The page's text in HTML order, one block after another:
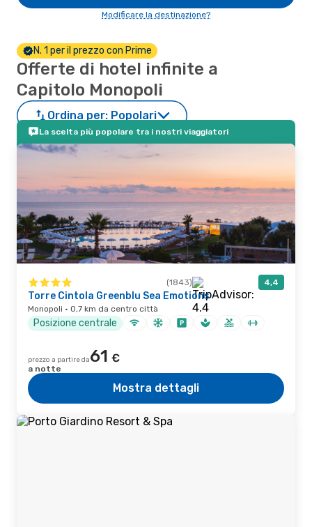
Modificare la destinazione?
N. 1 per il prezzo con Prime
Offerte di hotel infinite a
Capitolo Monopoli
Ordina per: Popolari
La scelta più popolare tra i nostri viaggiatori
(1843) 4,4
Torre Cintola Greenblu Sea Emotions
Monopoli · 0,7 km da centro città
Posizione centrale
prezzo a partire da61 €
a notte
Mostra dettagli